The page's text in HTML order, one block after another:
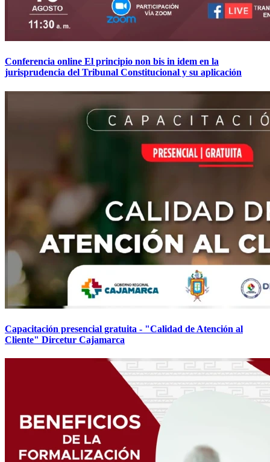
Conferencia online El principio non bis in idem en la
jurisprudencia del Tribunal Constitucional y su aplicación
Capacitación presencial gratuita - "Calidad de Atención al
Cliente" Dircetur Cajamarca